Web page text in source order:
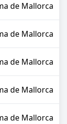
de Mallorca
de Mallorca
de Mallorca
de Mallorca
de Mallorca